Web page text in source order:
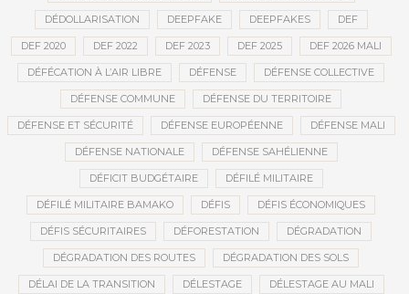
DÉDOLLARISATION DEEPFAKE DEEPFAKES DEF
DEF 2020 DEF 2022 DEF 2023 DEF 2025 DEF 2026 MALI
DÉFÉCATION À L’AIR LIBRE DÉFENSE DÉFENSE COLLECTIVE
DÉFENSE COMMUNE DÉFENSE DU TERRITOIRE
DÉFENSE ET SÉCURITÉ DÉFENSE EUROPÉENNE DÉFENSE MALI
DÉFENSE NATIONALE DÉFENSE SAHÉLIENNE
DÉFICIT BUDGÉTAIRE DÉFILÉ MILITAIRE
DÉFILÉ MILITAIRE BAMAKO DÉFIS DÉFIS ÉCONOMIQUES
DÉFIS SÉCURITAIRES DÉFORESTATION DÉGRADATION
DÉGRADATION DES ROUTES DÉGRADATION DES SOLS
DÉLAI DE LA TRANSITION DÉLESTAGE DÉLESTAGE AU MALI